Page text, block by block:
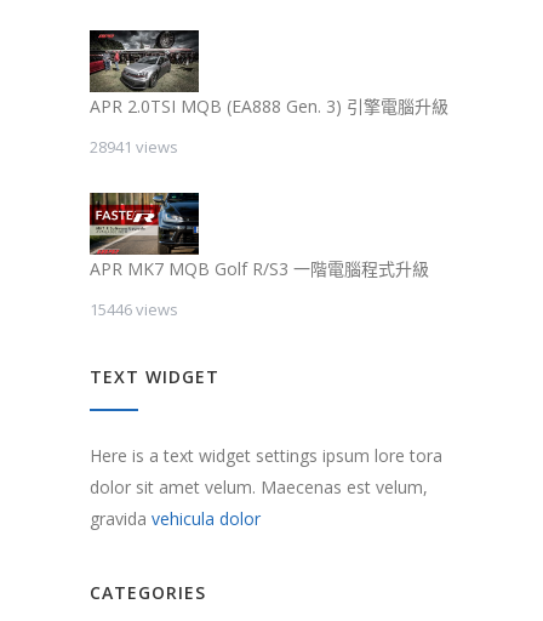
APR 2.0TSI MQB (EA888 Gen. 3) 引擎電腦升級
28941 views
APR MK7 MQB Golf R/S3 一階電腦程式升級
15446 views
TEXT WIDGET
Here is a text widget settings ipsum lore tora
dolor sit amet velum. Maecenas est velum,
gravida vehicula dolor
CATEGORIES